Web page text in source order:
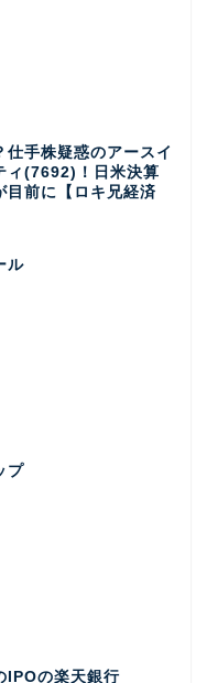
仕手株疑惑のアースイ
ィ(7692)！日米決算
目前に【ロキ兄経済
ル
プ
IPOの楽天銀行